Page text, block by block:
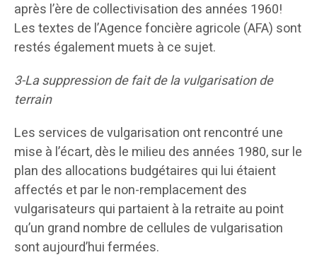
après l’ère de collectivisation des années 1960!
Les textes de l’Agence foncière agricole (AFA) sont
restés également muets à ce sujet.
3-La suppression de fait de la vulgarisation de
terrain
Les services de vulgarisation ont rencontré une
mise à l’écart, dès le milieu des années 1980, sur le
plan des allocations budgétaires qui lui étaient
affectés et par le non-remplacement des
vulgarisateurs qui partaient à la retraite au point
qu’un grand nombre de cellules de vulgarisation
sont aujourd’hui fermées.